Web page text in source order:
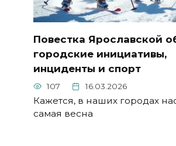
Повестка Ярославской
городские инициативы,
инциденты и спорт
107 16.03.2026
Кажется, в наших городах
самая весна